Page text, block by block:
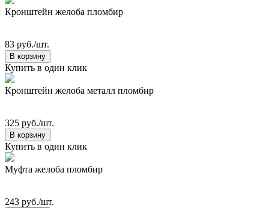
Кронштейн желоба пломбир
83 руб./шт.
В корзину
Купить в один клик
Кронштейн желоба металл пломбир
325 руб./шт.
В корзину
Купить в один клик
Муфта желоба пломбир
243 руб./шт.